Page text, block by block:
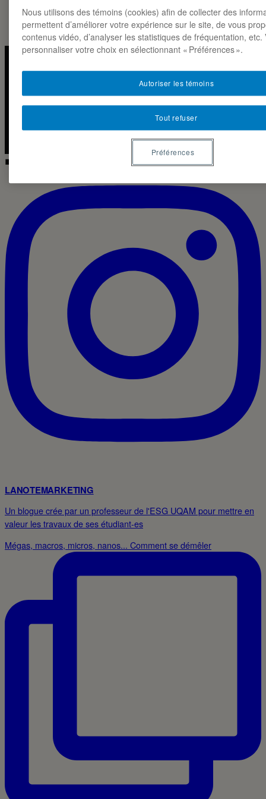
LA NOTE MARKETING · ESG-UQAM
◼ IG · LIVE
LANOTEMARKETING
Un blogue crée par un professeur de l'ESG UQAM pour mettre en
valeur les travaux de ses étudiant-es
Mégas, macros, micros, nanos... Comment se démêler
Nous utilisons des témoins (cookies) afin de collecter des
permettent d’améliorer votre expérience sur le site, de vous
contenus vidéo, d’analyser les statistiques de fréquentation, etc.
personnaliser votre choix en sélectionnant « Préférences ».
Tout refuser
Autoriser les témoins
Préférences